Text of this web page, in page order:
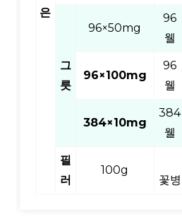
은
그
릇
96×50mg
96
웰
96×100mg
96
웰
384×10mg
384
웰
필
러
100g
꽃병